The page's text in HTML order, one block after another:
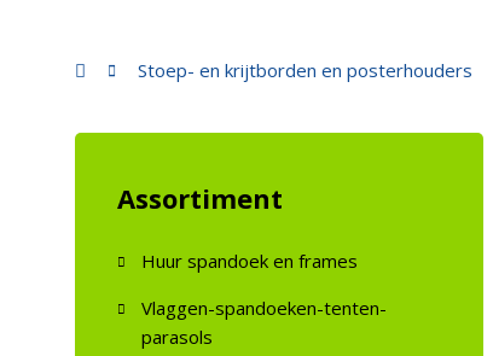
Stoep- en krijtborden en posterhouders
Assortiment
Huur spandoek en frames
Vlaggen-spandoeken-tenten-
parasols